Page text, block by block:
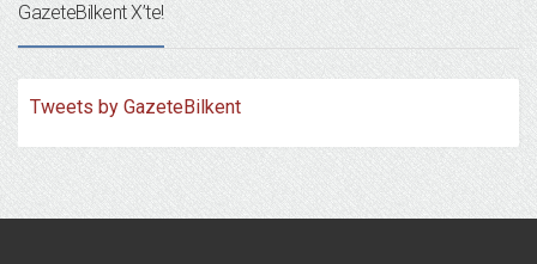
GazeteBilkent X’te!
Tweets by GazeteBilkent